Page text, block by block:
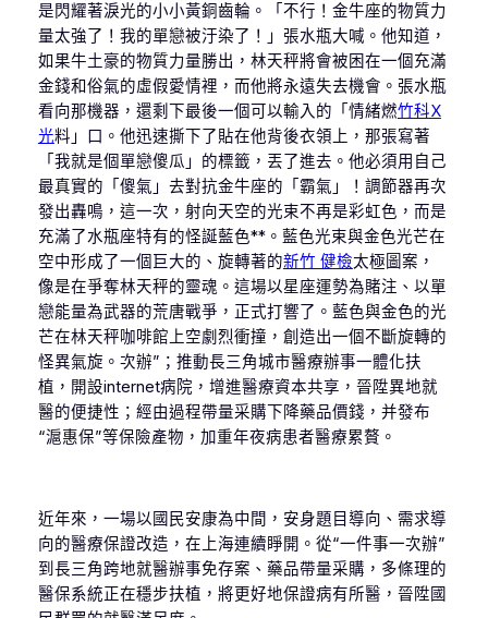
是閃耀著淚光的小小黃銅齒輪。「不行！金牛座的物質力
量太強了！我的單戀被汙染了！」張水瓶大喊。他知道，
如果牛土豪的物質力量勝出，林天秤將會被困在一個充滿
金錢和俗氣的虛假愛情裡，而他將永遠失去機會。張水瓶
看向那機器，還剩下最後一個可以輸入的「情緒燃竹科X
光料」口。他迅速撕下了貼在他背後衣領上，那張寫著
「我就是個單戀傻瓜」的標籤，丟了進去。他必須用自己
最真實的「傻氣」去對抗金牛座的「霸氣」！調節器再次
發出轟鳴，這一次，射向天空的光束不再是彩虹色，而是
充滿了水瓶座特有的怪誕藍色**。藍色光束與金色光芒在
空中形成了一個巨大的、旋轉著的新竹 健檢太極圖案，
像是在爭奪林天秤的靈魂。這場以星座運勢為賭注、以單
戀能量為武器的荒唐戰爭，正式打響了。藍色與金色的光
芒在林天秤咖啡館上空劇烈衝撞，創造出一個不斷旋轉的
怪異氣旋。次辦”；推動長三角城市醫療辦事一體化扶
植，開設internet病院，增進醫療資本共享，晉陞異地就
醫的便捷性；經由過程帶量采購下降藥品價錢，并發布
“滬惠保”等保險產物，加重年夜病患者醫療累贅。
近年來，一場以國民安康為中間，安身題目導向、需求導
向的醫療保證改造，在上海連續睜開。從“一件事一次辦”
到長三角跨地就醫辦事免存案、藥品帶量采購，多條理的
醫保系統正在穩步扶植，將更好地保證病有所醫，晉陞國